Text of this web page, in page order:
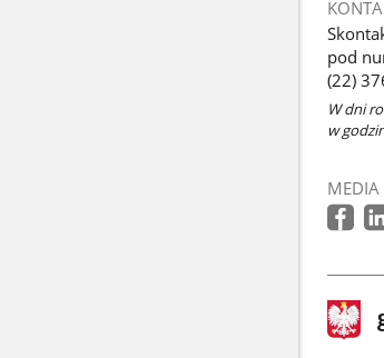
pod
(22)
W dni
w
MEDIA
stopka
gov.pl